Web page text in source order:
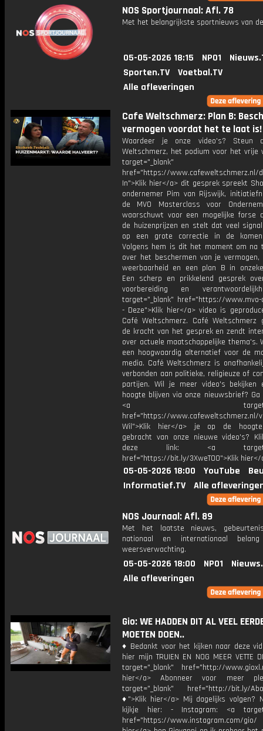
NOS Sportjournaal: Afl. 78
Met het belangrijkste sportnieuws van
05-05-2026 18:15 NPO1
Sporten.TV
Voetbal.TV
Alle afleveringen
Cafe Weltschmerz: Plan B:
vermogen voordat het te laat is!
Waardeer je onze video's? Steun
Weltschmerz, het podium voor het vrije
target="_blank"
href="https://www.cafeweltschmerz.nl/
In">Klik hier</a> dit gesprek spreekt
ondernemer Pim van Rijswijk,
de MVO Masterclass voor
waarschuwt voor een mogelijke forse
de huizenprijzen en stelt dat veel
op een grote correctie in de
Volgens hem is dit het moment om na
over het beschermen van je vermogen,
weerbaarheid en een plan B in
Een scherp en prikkelend gesprek
voorbereiding en
target="_blank" href="https://
- Deze">Klik hier</a> video is
Café Weltschmerz. Café Weltschmerz
de kracht van het gesprek en zendt
over actuele maatschappelijke thema's.
een hoogwaardig alternatief voor de
media. Café Weltschmerz is
verbonden aan politieke, religieuze of
partijen. Wil je meer video's bekijken
hoogte blijven via onze nieuwsbrief? Ga
<a
href="https://www.cafeweltschmerz.nl/
Wil">Klik hier</a> je op de
gebracht van onze nieuwe video's?
deze link: <a
href="https://bit.ly/3XweTO0">Klik hier</
05-05-2026 18:00 YouTube
Informatief.TV
Alle
NOS Journaal: Afl. 89
Met het laatste nieuws,
nationaal en internationaal
weersverwachting.
05-05-2026 18:00 NPO1
Alle afleveringen
Gio: WE HADDEN DIT AL VEEL
MOETEN DOEN..
♦ Bedankt voor het kijken naar deze
hier mijn TRUIEN EN NOG MEER VETTE
target="_blank" href="http://
hier</a> Abonneer voor meer
target="_blank" href="http://bit.ly/
♦">Klik hier</a> Mij dagelijks volgen?
kijkje hier: - Instagram: <a
href="https://www.instagram.com/